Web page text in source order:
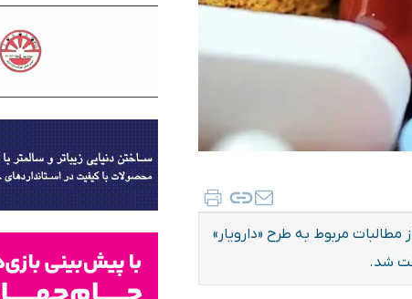
بیش از ۷۰ هزار میلیارد ریال از مطالبات مربوط به طرح «دارویار»
شد.